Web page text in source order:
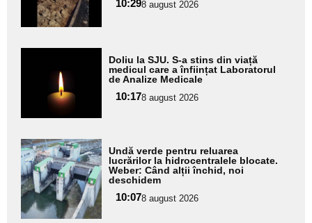
subtitlu
10:298 august 2026
aici textul
pentru
subtitlu
Doliu la SJU. S-a stins din viață
medicul care a înființat Laboratorul
de Analize Medicale
10:178 august 2026
Adaugă
aici textul
pentru
subtitlu
Undă verde pentru reluarea
lucrărilor la hidrocentralele blocate.
Weber: Când alții închid, noi
deschidem
10:078 august 2026